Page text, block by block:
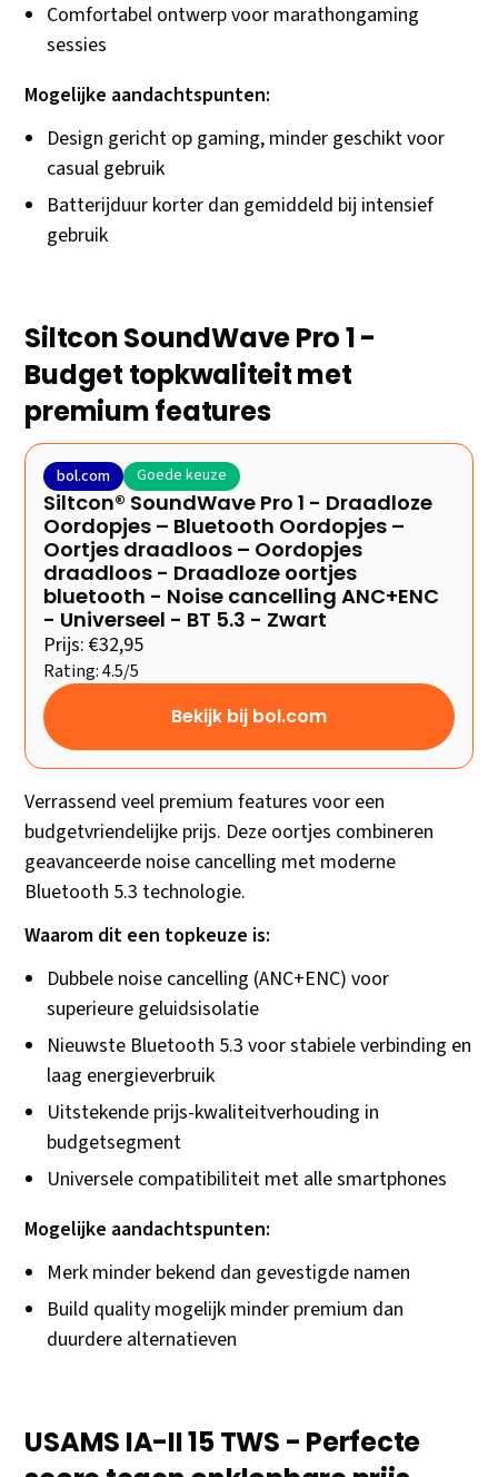
Comfortabel ontwerp voor marathongaming
sessies
Mogelijke aandachtspunten:
Design gericht op gaming, minder geschikt voor
casual gebruik
Batterijduur korter dan gemiddeld bij intensief
gebruik
Siltcon SoundWave Pro 1 -
Budget topkwaliteit met
premium features
bol.com Goede keuze
Siltcon® SoundWave Pro 1 - Draadloze
Oordopjes – Bluetooth Oordopjes –
Oortjes draadloos – Oordopjes
draadloos - Draadloze oortjes
bluetooth - Noise cancelling ANC+ENC
- Universeel - BT 5.3 - Zwart
Prijs: €32,95
Rating: 4.5/5
Bekijk bij bol.com
Verrassend veel premium features voor een
budgetvriendelijke prijs. Deze oortjes combineren
geavanceerde noise cancelling met moderne
Bluetooth 5.3 technologie.
Waarom dit een topkeuze is:
Dubbele noise cancelling (ANC+ENC) voor
superieure geluidsisolatie
Nieuwste Bluetooth 5.3 voor stabiele verbinding en
laag energieverbruik
Uitstekende prijs-kwaliteitverhouding in
budgetsegment
Universele compatibiliteit met alle smartphones
Mogelijke aandachtspunten:
Merk minder bekend dan gevestigde namen
Build quality mogelijk minder premium dan
duurdere alternatieven
USAMS IA-II 15 TWS - Perfecte